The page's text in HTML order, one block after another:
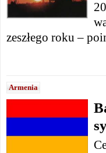
zeszłego roku –
Armenia